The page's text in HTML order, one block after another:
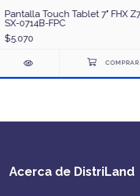
Pantalla Touch Tablet 7" FHX
SX-0714B-FPC
$5.070
Acerca de DistriLand